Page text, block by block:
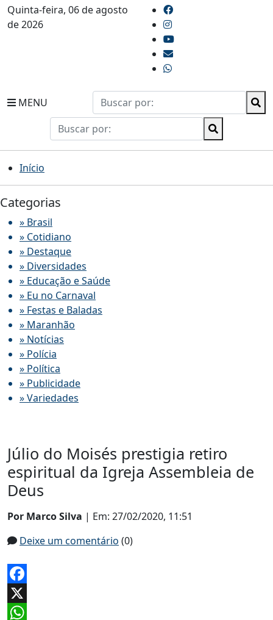
Quinta-feira, 06 de agosto
de 2026
MENU
Início
Categorias
» Brasil
» Cotidiano
» Destaque
» Diversidades
» Educação e Saúde
» Eu no Carnaval
» Festas e Baladas
» Maranhão
» Notícias
» Polícia
» Política
» Publicidade
» Variedades
Júlio do Moisés prestigia retiro
espiritual da Igreja Assembleia de
Deus
Por Marco Silva | Em: 27/02/2020, 11:51
Deixe um comentário (0)
Facebook
X